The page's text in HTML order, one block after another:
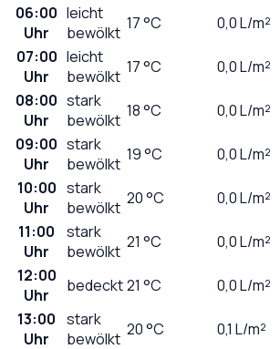
06:00
Uhr
leicht
bewölkt 17°C 0,0L/m²
07:00
Uhr
leicht
bewölkt 17°C 0,0L/m²
08:00
Uhr
stark
bewölkt 18°C 0,0L/m²
09:00
Uhr
stark
bewölkt 19°C 0,0L/m²
10:00
Uhr
stark
bewölkt 20°C 0,0L/m²
11:00
Uhr
stark
bewölkt 21 °C 0,0L/m²
12:00
Uhr
bedeckt21 °C 0,0L/m²
13:00
Uhr
stark
bewölkt 20°C 0,1 L/m²